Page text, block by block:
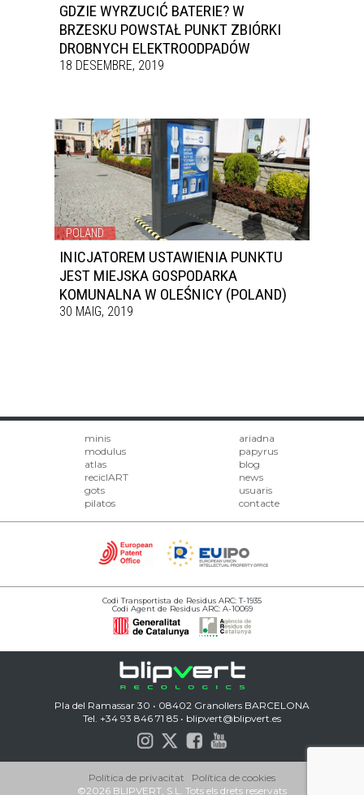
GDZIE WYRZUCIĆ BATERIE? W
BRZESKU POWSTAŁ PUNKT ZBIÓRKI
DROBNYCH ELEKTROODPADÓW
18 DESEMBRE, 2019
POLAND
INICJATOREM USTAWIENIA PUNKTU
JEST MIEJSKA GOSPODARKA
KOMUNALNA W OLEŚNICY (POLAND)
30 MAIG, 2019
minis
modulus
atlas
reciclART
gots
pilatos
ariadna
papyrus
blog
news
usuaris
contacte
Codi Transportista de Residus ARC: T-1935
Codi Agent de Residus ARC: A-10069
Pla del Ramassar 30 • 08402 Granollers BARCELONA
Tel. +34 93 846 71 85 • blipvert@blipvert.es
Política de privacitat
Política de cookies
©2026 BLIPVERT, S.L. Tots els drets reservats